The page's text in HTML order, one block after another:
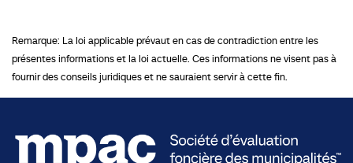
Remarque: La loi applicable prévaut en cas de contradiction entre les
présentes informations et la loi actuelle. Ces informations ne visent pas à
fournir des conseils juridiques et ne sauraient servir à cette fin.